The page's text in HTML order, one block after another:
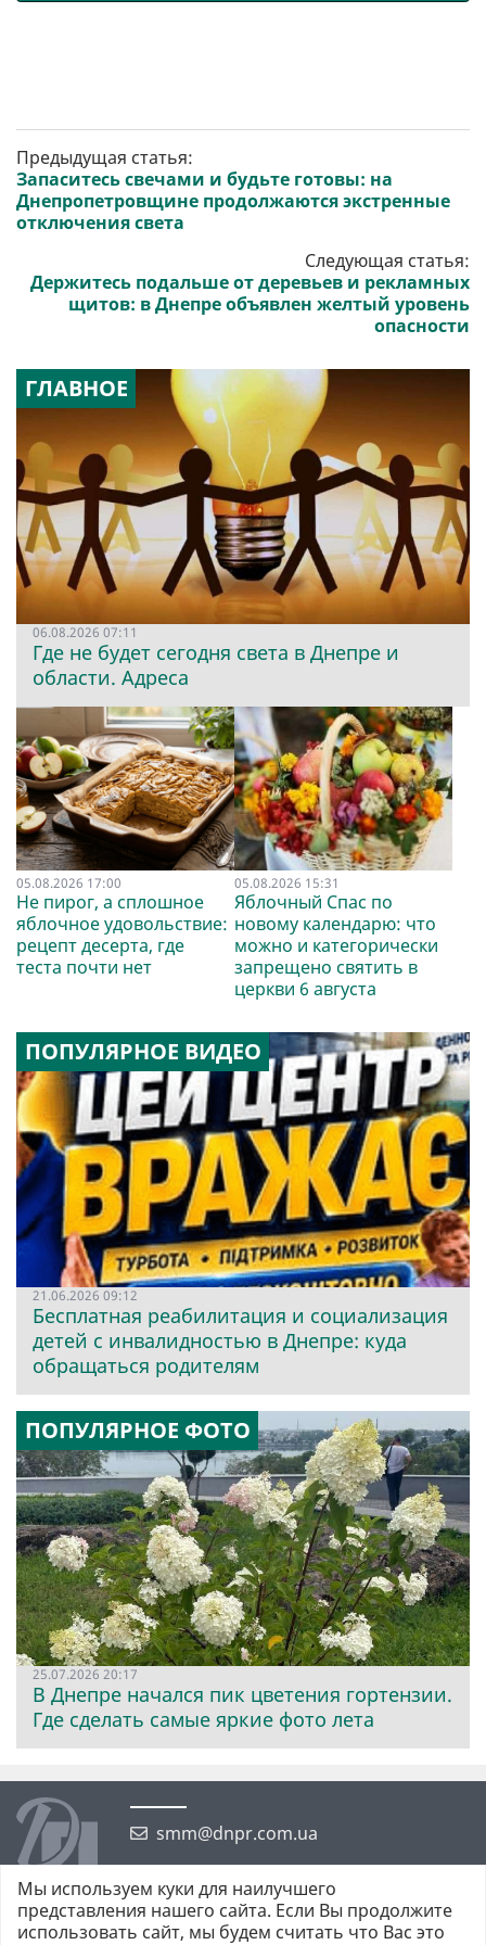
Предыдущая статья:
Запаситесь свечами и будьте готовы: на
Днепропетровщине продолжаются экстренные
отключения света
Следующая статья:
Держитесь подальше от деревьев и рекламных
щитов: в Днепре объявлен желтый уровень
опасности
ГЛАВНОЕ
06.08.2026 07:11
Где не будет сегодня света в Днепре и
области. Адреса
05.08.2026 17:00
Не пирог, а сплошное
яблочное удовольствие:
рецепт десерта, где
теста почти нет
05.08.2026 15:31
Яблочный Спас по
новому календарю: что
можно и категорически
запрещено святить в
церкви 6 августа
ПОПУЛЯРНОЕ ВИДЕО
21.06.2026 09:12
Бесплатная реабилитация и социализация
детей с инвалидностью в Днепре: куда
обращаться родителям
ПОПУЛЯРНОЕ ФОТО
25.07.2026 20:17
В Днепре начался пик цветения гортензии.
Где сделать самые яркие фото лета
smm@dnpr.com.ua
Мы используем куки для наилучшего
представления нашего сайта. Если Вы продолжите
использовать сайт, мы будем считать что Вас это